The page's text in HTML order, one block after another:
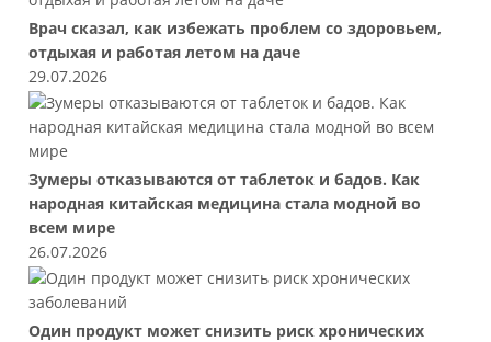
Врач сказал, как избежать проблем со здоровьем,
отдыхая и работая летом на даче
29.07.2026
Зумеры отказываются от таблеток и бадов. Как
народная китайская медицина стала модной во
всем мире
26.07.2026
Один продукт может снизить риск хронических